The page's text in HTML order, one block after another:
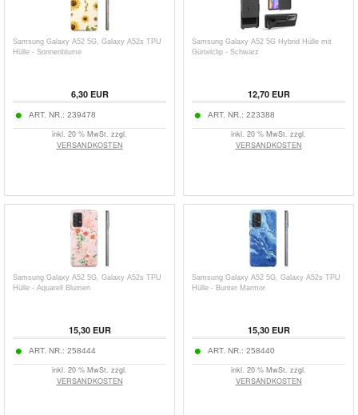
Samsung Galaxy A52 5G, Galaxy A52s TPU
Hülle - Sonnenblume
6,30EUR
ART. NR.: 239478
inkl. 20 % MwSt. zzgl.
VERSANDKOSTEN
Samsung Galaxy A52 5G Hybrid Hülle mit
Gürtelclip - Schwarz
12,70EUR
ART. NR.: 223388
inkl. 20 % MwSt. zzgl.
VERSANDKOSTEN
Samsung Galaxy A52 5G, Galaxy A52s TPU
Hülle - Aquarell Blumen
15,30EUR
ART. NR.: 258444
inkl. 20 % MwSt. zzgl.
VERSANDKOSTEN
Samsung Galaxy A52 5G, Galaxy A52s TPU
Hülle - Bunter Marmor
15,30EUR
ART. NR.: 258440
inkl. 20 % MwSt. zzgl.
VERSANDKOSTEN